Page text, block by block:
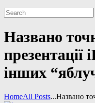
Названо
презентації
інших
HomeAll Posts...Названо